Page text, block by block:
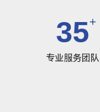
35+
专业服务团队